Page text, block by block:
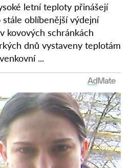
letní teploty přinášejí
oblíbenější výdejní
kovových schránkách
dnů vystaveny teplotám
...